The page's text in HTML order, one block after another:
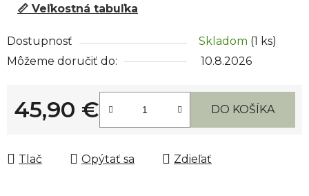
📏 Veľkostná tabuľka
Dostupnosť Skladom (1 ks)
Môžeme doručiť do:
10.8.2026
45,90 €
Jednotková cena:
DO KOŠÍKA
Tlač Opýtať sa Zdieľať